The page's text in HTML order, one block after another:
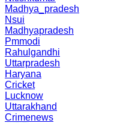
Madhya_pradesh
Nsui
Madhyapradesh
Pmmodi
Rahulgandhi
Uttarpradesh
Haryana
Cricket
Lucknow
Uttarakhand
Crimenews